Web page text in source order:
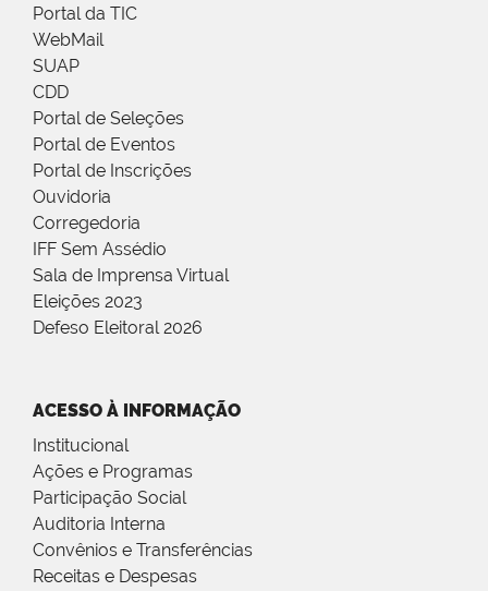
Portal da TIC
WebMail
SUAP
CDD
Portal de Seleções
Portal de Eventos
Portal de Inscrições
Ouvidoria
Corregedoria
IFF Sem Assédio
Sala de Imprensa Virtual
Eleições 2023
Defeso Eleitoral 2026
ACESSO À INFORMAÇÃO
Institucional
Ações e Programas
Participação Social
Auditoria Interna
Convênios e Transferências
Receitas e Despesas